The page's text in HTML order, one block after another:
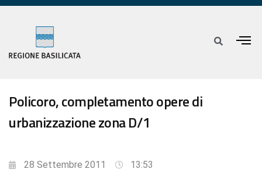
Policoro, completamento opere di
urbanizzazione zona D/1
28 Settembre 2011 13:53